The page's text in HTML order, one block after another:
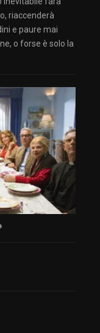
riaccenderà
e paure mai
o forse è solo la